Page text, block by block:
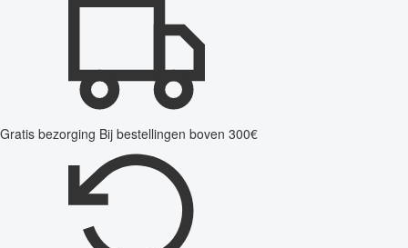
Gratis bezorging Bij bestellingen boven 300€